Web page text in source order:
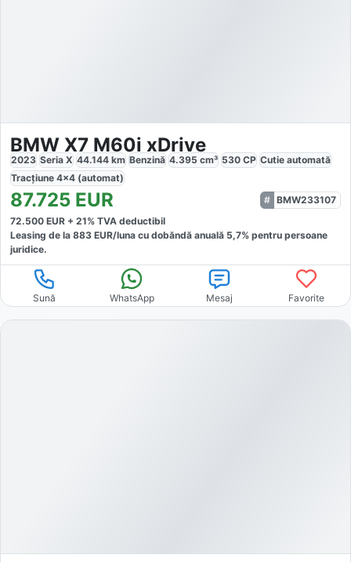
BMW X7 M60i xDrive
2023 Seria X 44.144 km Benzină 4.395 cm³ 530 CP Cutie automată
Tracțiune 4x4 (automat)
87.725 EUR
BMW233107
72.500 EUR + 21% TVA deductibil
Leasing de la 883 EUR/luna cu dobăndă anuală 5,7% pentru persoane
juridice.
Sună WhatsApp Mesaj Favorite